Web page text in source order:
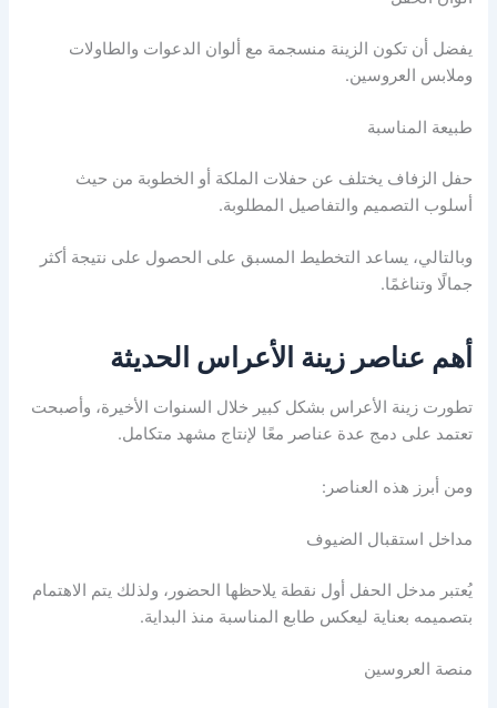
يفضل أن تكون الزينة منسجمة مع ألوان الدعوات والطاولات
وملابس العروسين.
طبيعة المناسبة
حفل الزفاف يختلف عن حفلات الملكة أو الخطوبة من حيث
أسلوب التصميم والتفاصيل المطلوبة.
وبالتالي، يساعد التخطيط المسبق على الحصول على نتيجة أكثر
جمالًا وتناغمًا.
أهم عناصر زينة الأعراس الحديثة
تطورت زينة الأعراس بشكل كبير خلال السنوات الأخيرة، وأصبحت
تعتمد على دمج عدة عناصر معًا لإنتاج مشهد متكامل.
ومن أبرز هذه العناصر:
مداخل استقبال الضيوف
يُعتبر مدخل الحفل أول نقطة يلاحظها الحضور، ولذلك يتم الاهتمام
بتصميمه بعناية ليعكس طابع المناسبة منذ البداية.
منصة العروسين